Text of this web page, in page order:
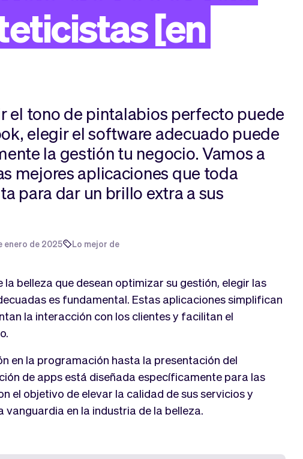
[en
el tono de pintalabios perfecto puede
elegir el software adecuado puede
la gestión tu negocio. Vamos a
mejores aplicaciones que toda
para dar un brillo extra a sus
enero de 2025 Lo mejor de
belleza que desean optimizar su gestión, elegir las
es fundamental. Estas aplicaciones simplifican
la interacción con los clientes y facilitan el
en la programación hasta la presentación del
de apps está diseñada específicamente para las
el objetivo de elevar la calidad de sus servicios y
vanguardia en la industria de la belleza.